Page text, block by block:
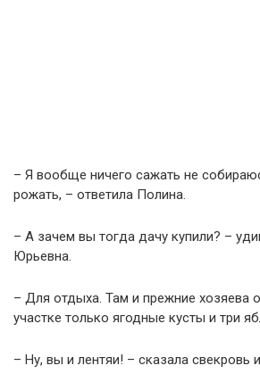
– Я вообще ничего сажать не
рожать, – ответила Полина.
– А зачем вы тогда дачу купили? –
Юрьевна.
– Для отдыха. Там и прежние хозяева
участке только ягодные кусты и три
– Ну, вы и лентяи! – сказала свекровь